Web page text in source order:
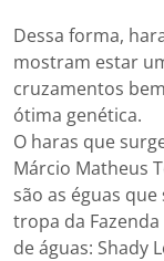
Dessa forma,
mostram estar
cruzamentos
ótima genética.
O haras que
Márcio Matheus
são as éguas
tropa da
de águas: Shady